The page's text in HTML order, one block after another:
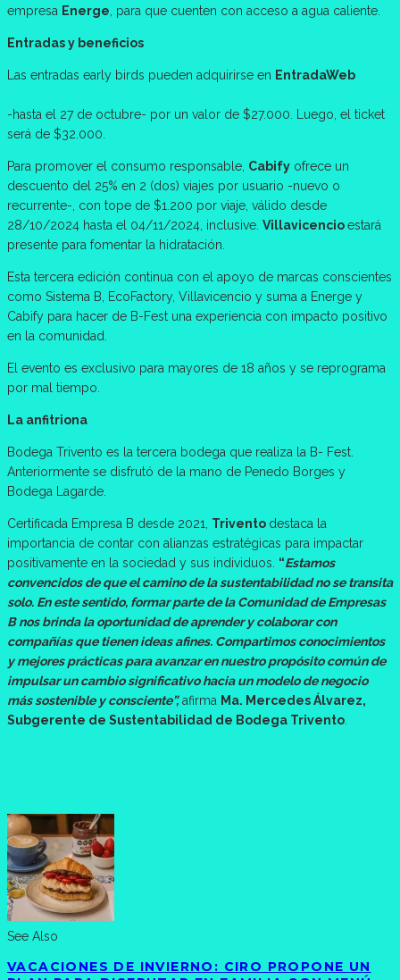
empresa Energe, para que cuenten con acceso a agua caliente.
Entradas y beneficios
Las entradas early birds pueden adquirirse en EntradaWeb
-hasta el 27 de octubre- por un valor de $27.000. Luego, el ticket
será de $32.000.
Para promover el consumo responsable, Cabify ofrece un
descuento del 25% en 2 (dos) viajes por usuario -nuevo o
recurrente-, con tope de $1.200 por viaje, válido desde
28/10/2024 hasta el 04/11/2024, inclusive. Villavicencioestará
presente para fomentar la hidratación.
Esta tercera edición continua con el apoyo de marcas conscientes
como Sistema B, EcoFactory, Villavicencio y suma a Energe y
Cabify para hacer de B-Fest una experiencia con impacto positivo
en la comunidad.
El evento es exclusivo para mayores de 18 años y se reprograma
por mal tiempo.
La anfitriona
Bodega Trivento es la tercera bodega que realiza la B- Fest.
Anteriormente se disfrutó de la mano de Penedo Borges y
Bodega Lagarde.
Certificada Empresa B desde 2021, Trivento destaca la
importancia de contar con alianzas estratégicas para impactar
positivamente en la sociedad y sus individuos. “Estamos
convencidos de que el camino de la sustentabilidad no se transita
solo. En este sentido, formar parte de la Comunidad de Empresas
B nos brinda la oportunidad de aprender y colaborar con
compañías que tienen ideas afines. Compartimos conocimientos
y mejores prácticas para avanzar en nuestro propósito común de
impulsar un cambio significativo hacia un modelo de negocio
más sostenible y consciente”, afirma Ma. Mercedes Álvarez,
Subgerente de Sustentabilidad de Bodega Trivento.
See Also
VACACIONES DE INVIERNO: CIRO PROPONE UN